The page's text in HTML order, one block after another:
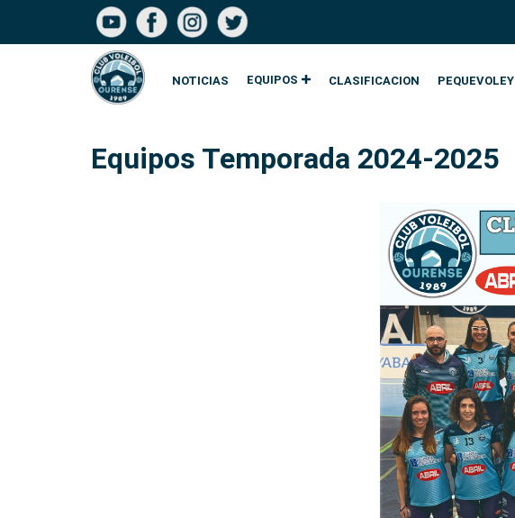
NOTICIAS EQUIPOS CLASIFICACION PEQUEVOLEY
Equipos Temporada 2024-2025